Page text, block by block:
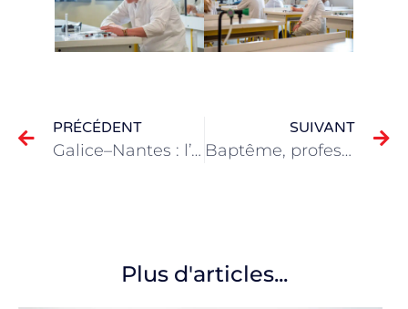
PRÉCÉDENT
Galice–Nantes : l’échange scolaire se poursuit à Blanche
SUIVANT
Baptême, profession de Foi et première communion à la basilique saint Donatien
Plus d'articles...